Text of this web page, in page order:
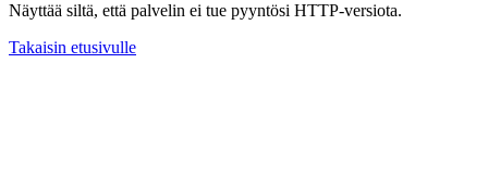
Näyttää siltä, että palvelin ei tue pyyntösi HTTP-versiota.
Takaisin etusivulle